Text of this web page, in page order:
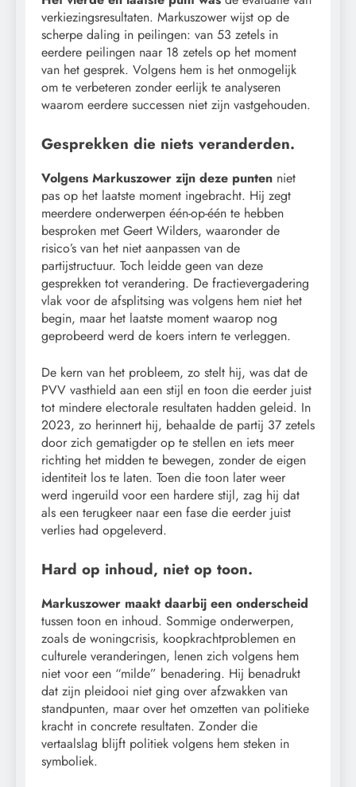
verkiezingsresultaten. Markuszower wijst op de
scherpe daling in peilingen: van 53 zetels in
eerdere peilingen naar 18 zetels op het moment
van het gesprek. Volgens hem is het onmogelijk
om te verbeteren zonder eerlijk te analyseren
waarom eerdere successen niet zijn vastgehouden.
Gesprekken die niets veranderden.
Volgens Markuszower zijn deze punten niet
pas op het laatste moment ingebracht. Hij zegt
meerdere onderwerpen één-op-één te hebben
besproken met Geert Wilders, waaronder de
risico’s van het niet aanpassen van de
partijstructuur. Toch leidde geen van deze
gesprekken tot verandering. De fractievergadering
vlak voor de afsplitsing was volgens hem niet het
begin, maar het laatste moment waarop nog
geprobeerd werd de koers intern te verleggen.
De kern van het probleem, zo stelt hij, was dat de
PVV vasthield aan een stijl en toon die eerder juist
tot mindere electorale resultaten hadden geleid. In
2023, zo herinnert hij, behaalde de partij 37 zetels
door zich gematigder op te stellen en iets meer
richting het midden te bewegen, zonder de eigen
identiteit los te laten. Toen die toon later weer
werd ingeruild voor een hardere stijl, zag hij dat
als een terugkeer naar een fase die eerder juist
verlies had opgeleverd.
Hard op inhoud, niet op toon.
Markuszower maakt daarbij een onderscheid
tussen toon en inhoud. Sommige onderwerpen,
zoals de woningcrisis, koopkrachtproblemen en
culturele veranderingen, lenen zich volgens hem
niet voor een “milde” benadering. Hij benadrukt
dat zijn pleidooi niet ging over afzwakken van
standpunten, maar over het omzetten van politieke
kracht in concrete resultaten. Zonder die
vertaalslag blijft politiek volgens hem steken in
symboliek.